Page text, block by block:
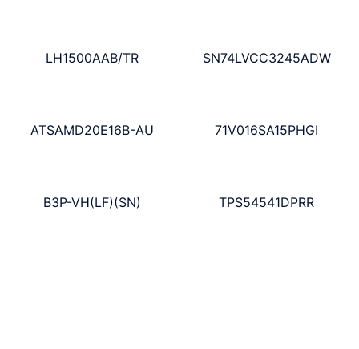
LH1500AAB/TR SN74LVCC3245ADW
ATSAMD20E16B-AU 71V016SA15PHGI
B3P-VH(LF)(SN) TPS54541DPRR